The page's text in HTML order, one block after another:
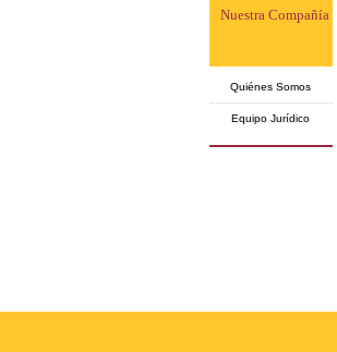
Nuestra Compañía
Quiénes Somos
Equipo Jurídico